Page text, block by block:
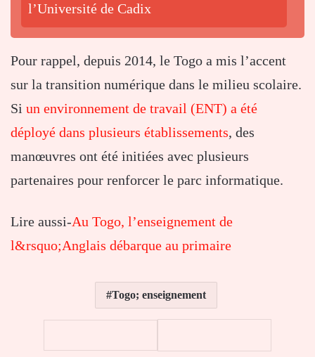
l’Université de Cadix
Pour rappel, depuis 2014, le Togo a mis l’accent
sur la transition numérique dans le milieu scolaire.
Si un environnement de travail (ENT) a été
déployé dans plusieurs établissements, des
manœuvres ont été initiées avec plusieurs
partenaires pour renforcer le parc informatique.
Lire aussi-Au Togo, l’enseignement de
l&rsquo;Anglais débarque au primaire
Togo; enseignement